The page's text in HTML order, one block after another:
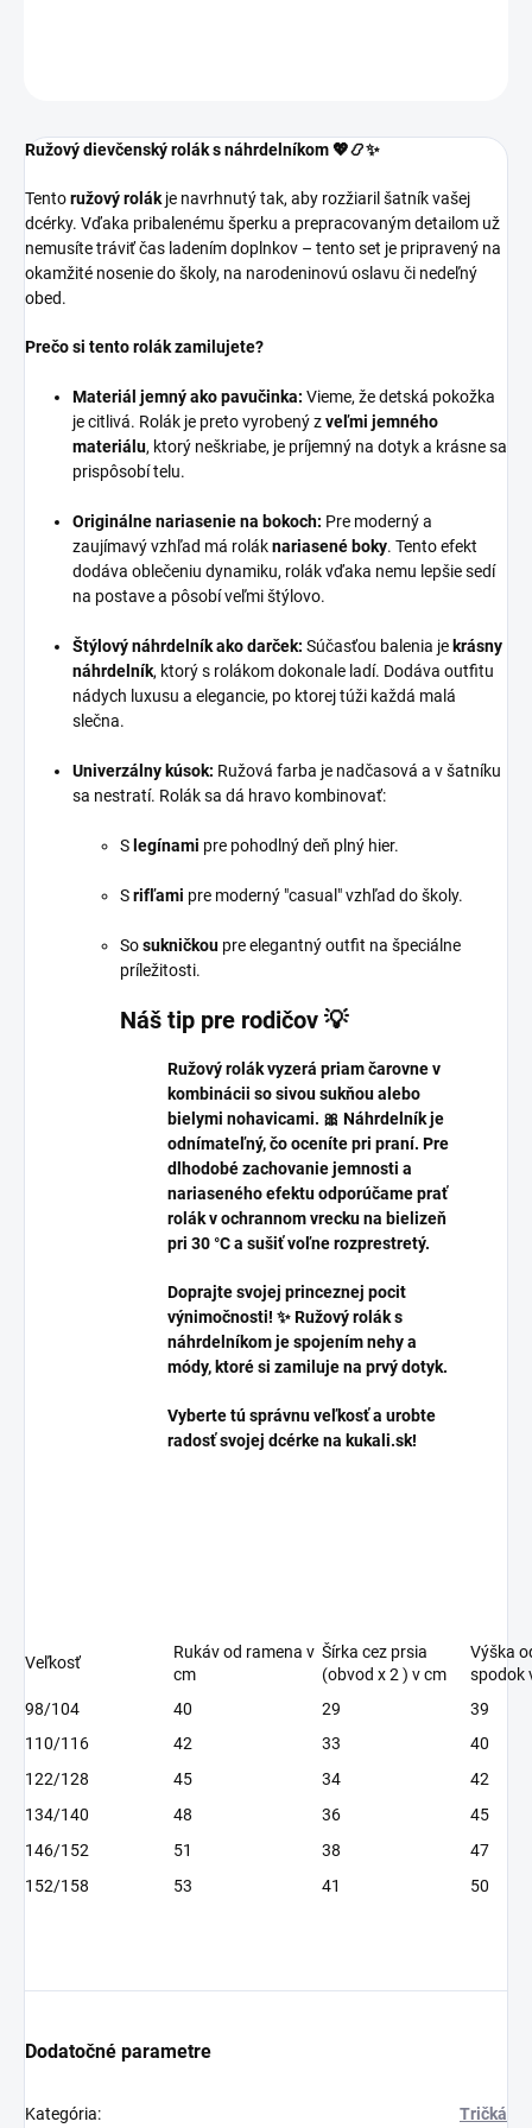
Ružový dievčenský rolák s náhrdelníkom 💖📿✨
Tentoružový rolákje navrhnutý tak, aby rozžiaril šatník vašej
dcérky. Vďaka pribalenému šperku a prepracovaným detailom už
nemusíte tráviť čas ladením doplnkov – tento set je pripravený na
okamžité nosenie do školy, na narodeninovú oslavu či nedeľný
obed.
Prečo si tento rolák zamilujete?
Materiál jemný ako pavučinka: Vieme, že detská pokožka
je citlivá. Rolák je preto vyrobený zveľmi jemného
materiálu, ktorý neškriabe, je príjemný na dotyk a krásne sa
prispôsobí telu.
Originálne nariasenie na bokoch: Pre moderný a
zaujímavý vzhľad má roláknariasené boky. Tento efekt
dodáva oblečeniu dynamiku, rolák vďaka nemu lepšie sedí
na postave a pôsobí veľmi štýlovo.
Štýlový náhrdelník ako darček: Súčasťou balenia je krásny
náhrdelník, ktorý s rolákom dokonale ladí. Dodáva outfitu
nádych luxusu a elegancie, po ktorej túži každá malá
slečna.
Univerzálny kúsok: Ružová farba je nadčasová a v šatníku
sa nestratí. Rolák sa dá hravo kombinovať:
S legínami pre pohodlný deň plný hier.
Srifľami pre moderný "casual" vzhľad do školy.
Sosukničkou pre elegantný outfit na špeciálne
príležitosti.
Náš tip pre rodičov 💡
Ružový rolák vyzerá priam čarovne v
kombinácii so sivou sukňou alebo
bielymi nohavicami. 🎀 Náhrdelník je
odnímateľný, čo oceníte pri praní. Pre
dlhodobé zachovanie jemnosti a
nariaseného efektu odporúčame prať
rolák v ochrannom vrecku na bielizeň
pri 30 °C a sušiť voľne rozprestretý.
Doprajte svojej princeznej pocit
výnimočnosti! ✨ Ružový rolák s
náhrdelníkom je spojením nehy a
módy, ktoré si zamiluje na prvý dotyk.
Vyberte tú správnu veľkosť a urobte
radosť svojej dcérke na kukali.sk!
Veľkosť
Rukáv od ramena v
cm
Šírka cez prsia
(obvod x 2 ) v cm
Výška
spodok
98/104
40 29
39
110/116
42 33
40
122/128
45 34
42
134/140
48 36
45
146/152
51 38
47
152/158
53 41 50
Dodatočné parametre
Kategória: Tričká